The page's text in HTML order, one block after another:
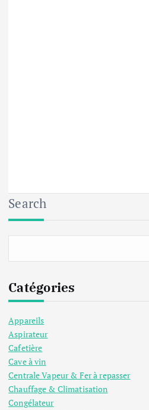
Search
Catégories
Appareils
Aspirateur
Cafetière
Cave à vin
Centrale Vapeur & Fer à repasser
Chauffage & Climatisation
Congélateur